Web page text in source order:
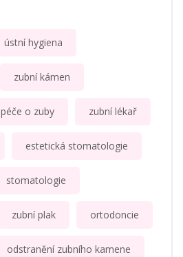
ústní hygiena
zubní kámen
péče o zuby zubní lékař
estetická stomatologie
stomatologie
zubní plak ortodoncie
odstranění zubního kamene